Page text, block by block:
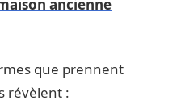
ancienne
que prennent
révèlent :